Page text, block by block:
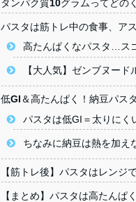
タンパク質10グラムってどの
パスタは筋トレ中の食事、ア
高たんぱくなパスタ…ス
【大人気】ゼンブヌー
低GI＆高たんぱく！納豆パス
パスタは低GI＝太りにく
ちなみに納豆は熱を加え
【筋トレ後】パスタはレンジ
【まとめ】パスタは高たんぱ